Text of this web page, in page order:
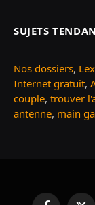
SUJETS
Nos dossiers,
Internet gratuit,
couple, trouver
antenne, main